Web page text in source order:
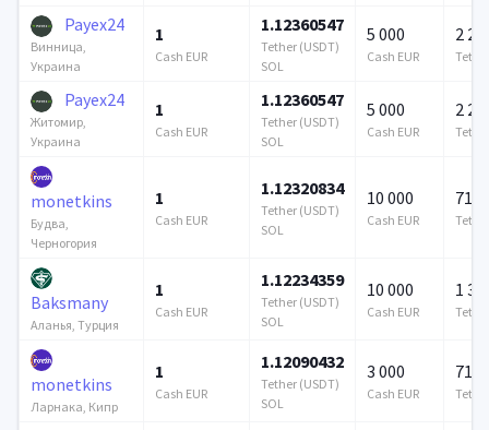
Payex24
Винница,
Украина
1
Cash EUR
1.12360547
Tether (USDT)
SOL
5 000
Cash EUR
2
Payex24
Житомир,
Украина
1
Cash EUR
1.12360547
Tether (USDT)
SOL
5 000
Cash EUR
2
monetkins
Будва,
Черногория
1
Cash EUR
1.12320834
Tether (USDT)
SOL
10 000
Cash EUR
715
Baksmany
Аланья, Турция
1
Cash EUR
1.12234359
Tether (USDT)
SOL
10 000
Cash EUR
1
monetkins
Ларнака, Кипр
1
Cash EUR
1.12090432
Tether (USDT)
SOL
3 000
Cash EUR
715